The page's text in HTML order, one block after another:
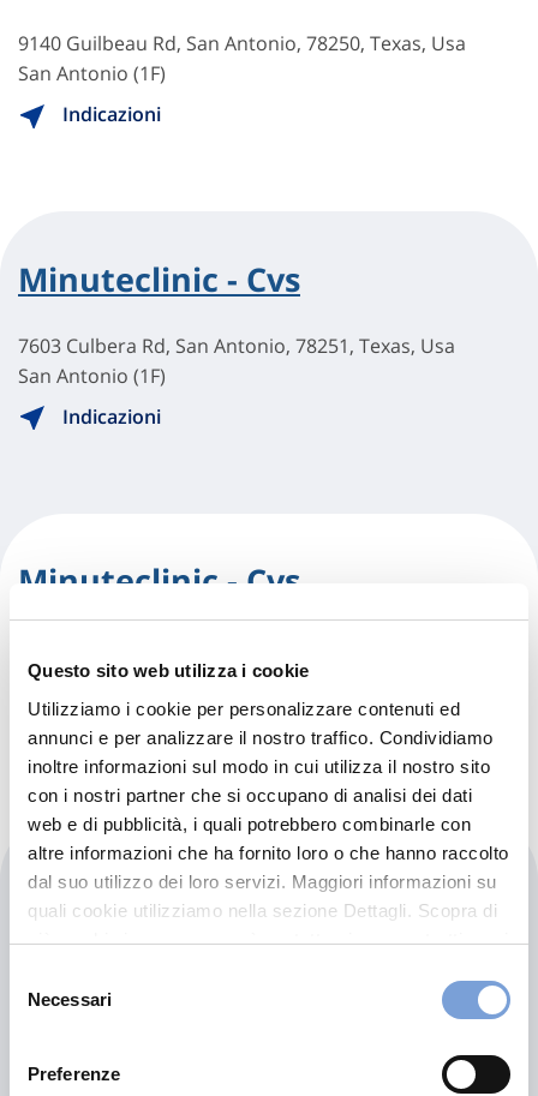
Questo sito web utilizza i cookie
Utilizziamo i cookie per personalizzare contenuti ed
annunci e per analizzare il nostro traffico. Condividiamo
inoltre informazioni sul modo in cui utilizza il nostro sito
con i nostri partner che si occupano di analisi dei dati
web e di pubblicità, i quali potrebbero combinarle con
altre informazioni che ha fornito loro o che hanno raccolto
dal suo utilizzo dei loro servizi. Maggiori informazioni su
quali cookie utilizziamo nella sezione Dettagli. Scopra di
più su chi siamo, come può contattarci e come trattiamo i
può trovare nel footer del sito nella sezione "Informativa
delNecessari
Preferenze
9140 Guilbeau Rd, San Antonio, 78250, Texas, Usa
San Antonio (1F)
Indicazioni
Minuteclinic - Cvs
7603 Culbera Rd, San Antonio, 78251, Texas, Usa
San Antonio (1F)
Indicazioni
Minuteclinic - Cvs
San Antonio (1F)
Indicazioni
Minuteclinic - Cvs
22202 Bulverde Rd, San Antonio, 78261, Texas, Usa